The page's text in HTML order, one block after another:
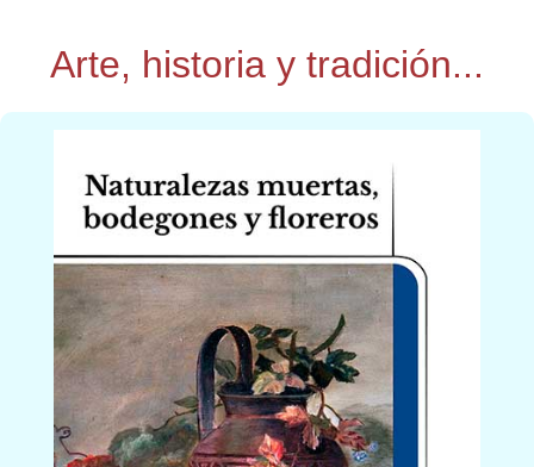
Arte, historia y tradición...